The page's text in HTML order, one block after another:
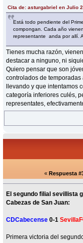
Cita de: asturgabriel en Julio
Está todo pendiente del
compongan. Cada año
representante anda por allí.
Tienes mucha razón,
destacar a ninguno, ni
Quiero pensar que son
controlados de
llevando y que intentamos
categoría inferiores culés,
representates,
« Respuesta
El segundo filial sevillista
Cabezas de San Juan:
CDCabecense 0-1
Primera victoria del